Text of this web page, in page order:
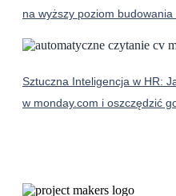
na wyższy poziom
Sztuczna Inteligencja w HR:
w monday.com i oszczędzić